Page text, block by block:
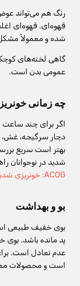
رنگ هم می‌تواند
قهوه‌ای. قهوه‌ای
شده و معمولاً
گاهی لخته‌های
عمومی بدن است.
چه زمانی
دچار سرگیجه،
شدید در نوجوانان
ACOG: خونریزی شدید قاعدگی در نوجوانان
بو و بهداشت
بوی خفیف طبیعی
پد مانده باشد. بوی
عدم تعادل است.
است و محصولات